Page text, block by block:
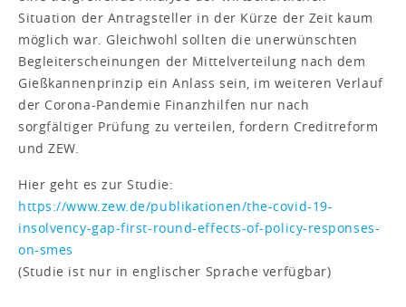
Situation der Antragsteller in der Kürze der Zeit kaum
möglich war. Gleichwohl sollten die unerwünschten
Begleiterscheinungen der Mittelverteilung nach dem
Gießkannenprinzip ein Anlass sein, im weiteren Verlauf
der Corona-Pandemie Finanzhilfen nur nach
sorgfältiger Prüfung zu verteilen, fordern Creditreform
und ZEW.
Hier geht es zur Studie:
https://www.zew.de/publikationen/the-covid-19-
insolvency-gap-first-round-effects-of-policy-responses-
on-smes
(Studie ist nur in englischer Sprache verfügbar)